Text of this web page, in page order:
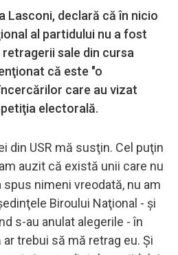
Lasconi, declară că în nicio
al partidului nu a fost
sale din cursa
că este "o
care au vizat
electorală.
din USR mă susţin. Cel puţin
auzit că există unii care nu
nimeni vreodată, nu am
Biroului Naţional - şi
s-au anulat alegerile - în
trebui să mă retrag eu. Şi